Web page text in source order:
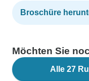
Broschüre
Möchten Sie
Alle 27